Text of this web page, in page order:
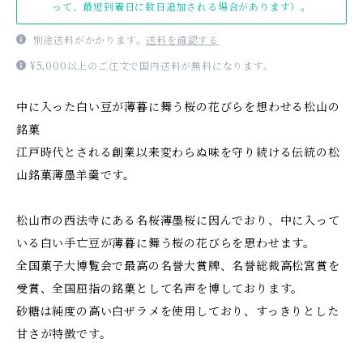
って、最短到着日に数日追加される場合があります）。
別途送料がかかります。送料を確認する
¥5,000以上のご注文で国内送料が無料になります。
中に入った白い豆が薄暮に舞う桜の花びらを想わせる松山の
銘菓
江戸時代とされる創業以来変わらぬ味を守り続ける伝統の松
山銘菓薄墨羊羹です。
松山市の西法寺にある名桜薄墨桜に因んでおり、中に入って
いる白い手亡豆が薄暮に舞う桜の花びらを思わせます。
全国菓子大博覧会で最高の名誉大賞牌、名誉総裁高松宮賞を
受賞、全国屈指の銘菓として名声を博しております。
砂糖は純度の高い白ザラメを使用しており、すっきりとした
甘さが特徴です。